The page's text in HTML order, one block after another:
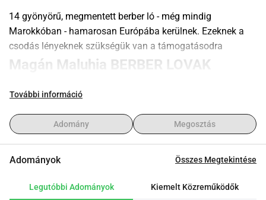
14 gyönyörű, megmentett berber ló - még mindig
Marokkóban - hamarosan Európába kerülnek. Ezeknek a
csodás lényeknek szükségük van a támogatásodra
Magán Maluhia BERBER LOVAK
MENHELYE
2005-ben Martine Loesch, egy sorscsapás következtében,
Ibizáról Marokkóba költözött.
csikóik Martine-nál kezdtek élni. Hogy ez hogy történt? Nos
Martine meglepetésére az este hazatértek a kancákkal és
További információ
Adomány Megosztás
Adományok Összes Megtekintése
Legutóbbi Adományok Kiemelt Közreműködők